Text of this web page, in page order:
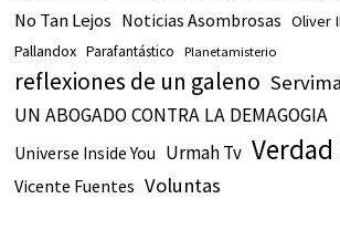
No Tan Lejos Noticias Asombrosas Oliver
Pallandox Parafantástico Planetamisterio
reflexiones de un galeno
UN ABOGADO CONTRA LA DEMAGOGIA
Universe Inside You Urmah Tv
Vicente Fuentes Voluntas